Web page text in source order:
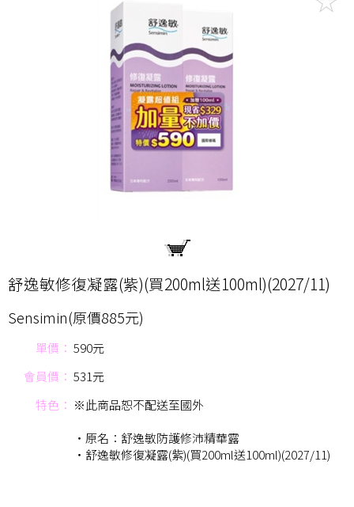
舒逸敏修復凝露(紫)(買200ml送100ml)(2027/11)
Sensimin(原價885元)
單價： 590元
會員價： 531元
特色： ※此商品恕不配送至國外
‧原名：舒逸敏防護修沛精華露
‧舒逸敏修復凝露(紫)(買200ml送100ml)(2027/11)